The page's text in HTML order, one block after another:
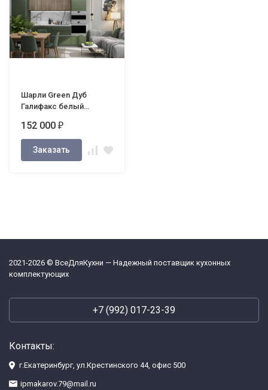
Шарли Green Дуб
Галифакс белый
3046
152 000 ₽
Заказать
2021-2026 © ВсеДляКухни — Надежный поставщик кухонных
комплектующих
+7 (992) 017-23-39
Контакты:
г.Екатеринбург, ул.Крестинского 44, офис 500
ipmakarov.79@mail.ru